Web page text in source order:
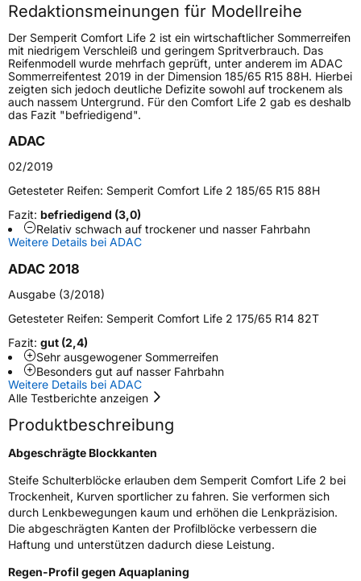
Höchstgeschwindigkeit
190 km/h
Lastindex84
Höchstlast500 kg
Gewicht (in kg)7,55 kg
Generelle Merkmale
Fahrzeugtyp
VerwendungSommerreifen
ModellnameComfort Life 2
FahrzeugartPKW & SUV
Weitere Eigenschaften
SchlauchtypTL
Zustand Neureifen
NasshaftungC
Rollgeräusch (Klasse) B
Redaktionsmeinungen für Modellreihe
Der Semperit Comfort Life 2 ist ein wirtschaftlicher Sommerreifen
mit niedrigem Verschleiß und geringem Spritverbrauch. Das
Reifenmodell wurde mehrfach geprüft, unter anderem im ADAC
Sommerreifentest 2019 in der Dimension 185/65 R15 88H. Hierbei
zeigten sich jedoch deutliche Defizite sowohl auf trockenem als
auch nassem Untergrund. Für den Comfort Life 2 gab es deshalb
das Fazit "befriedigend".
ADAC
02/2019
Getesteter Reifen: Semperit Comfort Life 2 185/65 R15 88H
Fazit: befriedigend (3,0)
Relativ schwach auf trockener und nasser Fahrbahn
Weitere Details bei ADAC
ADAC 2018
Ausgabe (3/2018)
Getesteter Reifen: Semperit Comfort Life 2 175/65 R14 82T
Fazit: gut (2,4)
Sehr ausgewogener Sommerreifen
Besonders gut auf nasser Fahrbahn
Weitere Details bei ADAC
Alle Testberichte anzeigen
Produktbeschreibung
Abgeschrägte Blockkanten
Steife Schulterblöcke erlauben dem Semperit Comfort Life 2 bei
Trockenheit, Kurven sportlicher zu fahren. Sie verformen sich
durch Lenkbewegungen kaum und erhöhen die Lenkpräzision.
Die abgeschrägten Kanten der Profilblöcke verbessern die
Haftung und unterstützen dadurch diese Leistung.
Regen-Profil gegen Aquaplaning